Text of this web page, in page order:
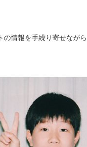
の情報を手繰り寄せなが